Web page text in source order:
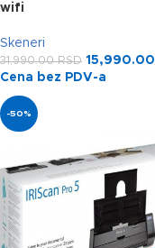
wifi
Skeneri
31,990.00RSD 15,990.00
Cena bez PDV-a
-50%